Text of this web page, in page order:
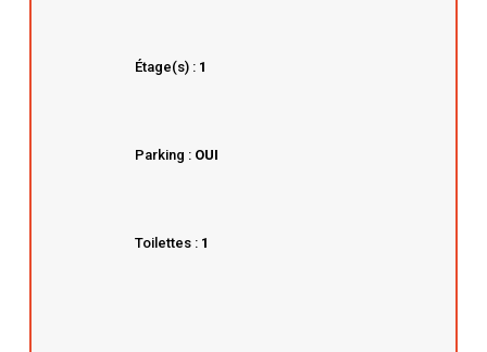
Étage(s) : 1
Parking : OUI
Toilettes : 1